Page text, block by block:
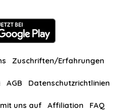
Zuschriften/Erfahrungen
AGB Datenschutzrichtlinien
uns auf Affiliation FAQ